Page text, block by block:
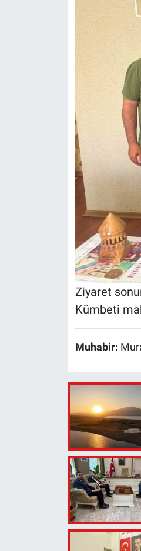
Ziyaret
Kümbeti
Muhabir: